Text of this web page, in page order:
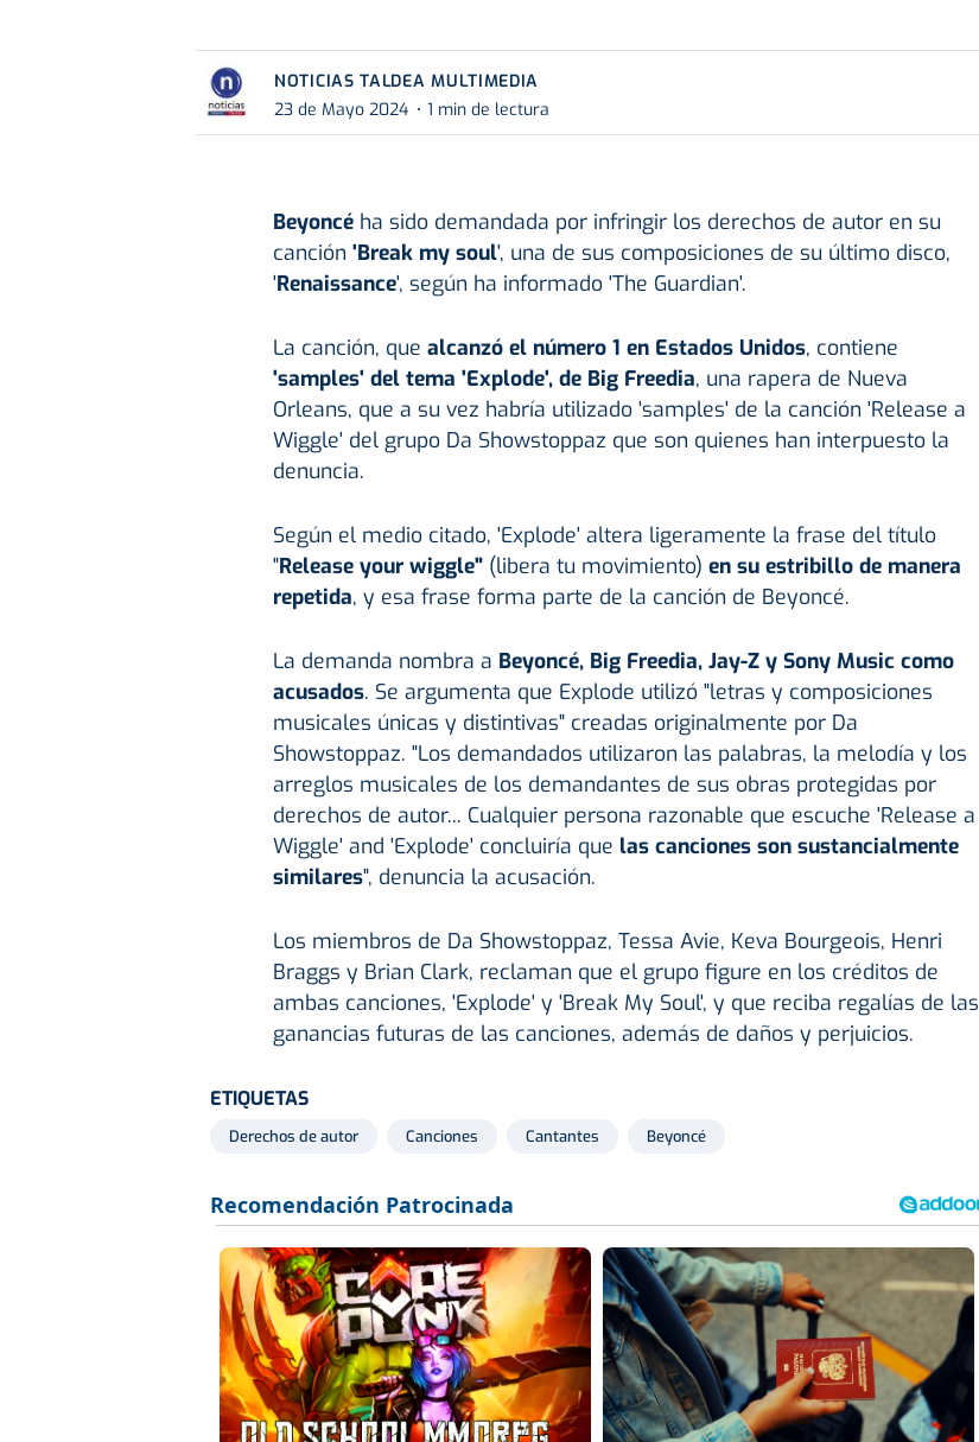
NOTICIAS TALDEA MULTIMEDIA
23 de Mayo 2024
1 min de lectura
Beyoncé ha sido demandada por infringir los derechos de autor en su
canción 'Break my soul', una de sus composiciones de su último disco,
'Renaissance', según ha informado 'The Guardian'.
La canción, que alcanzó el número 1 en Estados Unidos, contiene
'samples' del tema 'Explode', de Big Freedia, una rapera de Nueva
Orleans, que a su vez habría utilizado 'samples' de la canción 'Release a
Wiggle' del grupo Da Showstoppaz que son quienes han interpuesto la
denuncia.
Según el medio citado, 'Explode' altera ligeramente la frase del título
"Release your wiggle"(libera tu movimiento) en su estribillo de manera
repetida, y esa frase forma parte de la canción de Beyoncé.
La demanda nombra a Beyoncé, Big Freedia, Jay-Z y Sony Music como
acusados. Se argumenta que Explode utilizó "letras y composiciones
musicales únicas y distintivas" creadas originalmente por Da
Showstoppaz. "Los demandados utilizaron las palabras, la melodía y los
arreglos musicales de los demandantes de sus obras protegidas por
derechos de autor... Cualquier persona razonable que escuche 'Release a
Wiggle' and 'Explode' concluiría que las canciones son sustancialmente
similares", denuncia la acusación.
Los miembros de Da Showstoppaz, Tessa Avie, Keva Bourgeois, Henri
Braggs y Brian Clark, reclaman que el grupo figure en los créditos de
ambas canciones, 'Explode' y 'Break My Soul', y que reciba regalías de las
ganancias futuras de las canciones, además de daños y perjuicios.
ETIQUETAS
Derechos de autor Canciones Cantantes Beyoncé